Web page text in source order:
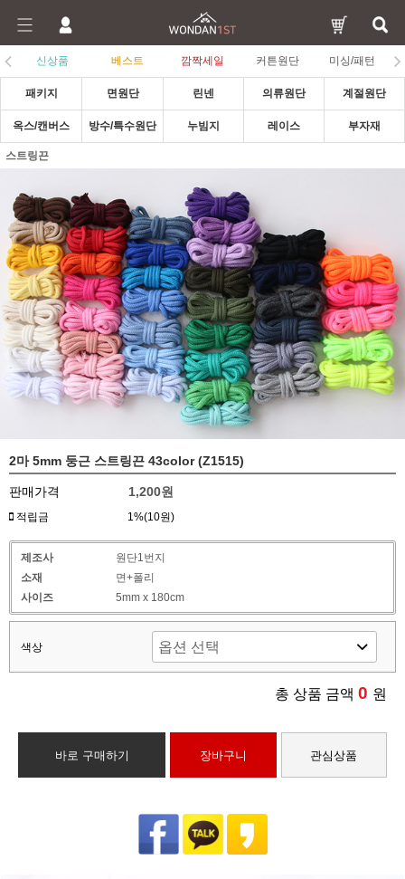
신상품 베스트 깜짝세일 커튼원단 미싱/패턴
패키지 면원단 린넨 의류원단 계절원단
옥스/캔버스 방수/특수원단 누빔지 레이스 부자재
스트링끈
2마 5mm 둥근 스트링끈 43color (Z1515)
판매가격 1,200원
적립금 1%(10원)
제조사
원단1번지
소재
면+폴리
사이즈
5mm x 180cm
색상
총 상품 금액 0 원
바로 구매하기 장바구니 관심상품